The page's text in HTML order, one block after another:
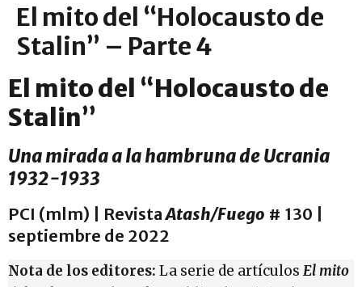
El mito del “Holocausto de
Stalin” – Parte 4
El mito del “Holocausto de
Stalin”
Una mirada a la hambruna de Ucrania
1932-1933
PCI (mlm) | RevistaAtash/Fuego # 130 |
septiembre de 2022
Nota de los editores: La serie de artículos El mito